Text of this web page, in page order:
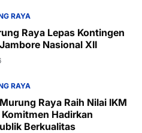
RAYA
Raya Lepas Kontingen
Nasional XII
RAYA
Raya Raih Nilai IKM
Hadirkan
Berkualitas